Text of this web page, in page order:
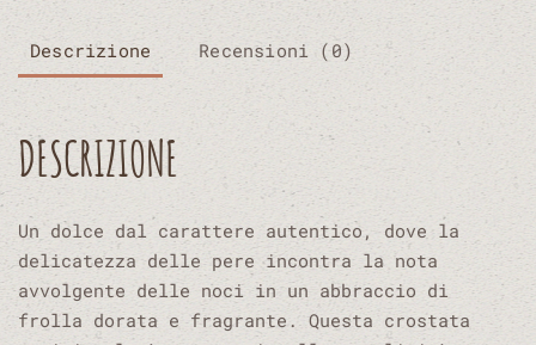
Descrizione Recensioni (0)
DESCRIZIONE
Un dolce dal carattere autentico, dove la
delicatezza delle pere incontra la nota
avvolgente delle noci in un abbraccio di
frolla dorata e fragrante. Questa crostata